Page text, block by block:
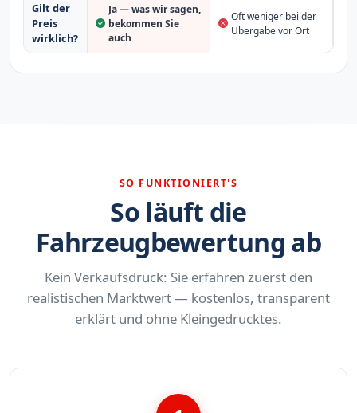
Gilt der
Preis
wirklich?
Ja — was wir sagen,
bekommen Sie
auch
Oft weniger bei der
Übergabe vor Ort
SO FUNKTIONIERT'S
So läuft die
Fahrzeugbewertung ab
Kein Verkaufsdruck: Sie erfahren zuerst den
realistischen Marktwert — kostenlos, transparent
erklärt und ohne Kleingedrucktes.